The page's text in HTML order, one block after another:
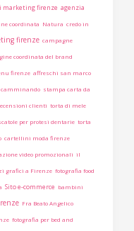
marketing firenze agenzia
coordinata Natura credo in
firenze campagne
coordinata del brand
firenze affreschi san marco
camminando stampa carta da
clienti torta di mele
per protesi dentarie torta
cartellini moda firenze
video promozionali il
grafici a Firenze fotografia food
Sito e-commerce bambini
Fra Beato Angelico
fotografia per bed and